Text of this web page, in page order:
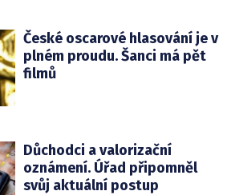
České oscarové hlasování je v
plném proudu. Šanci má pět
filmů
Důchodci a valorizační
oznámení. Úřad připomněl
svůj aktuální postup